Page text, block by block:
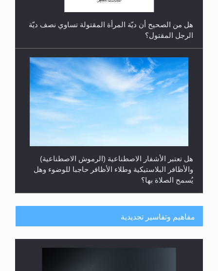
هل من الصحيح أن ديّة المرأة المقتولة تساوي نصف ديّة
الرجل المقتول؟
هل تعتبر الأشفار الاصطناعية (الرموش الاصطناعية)
والأظافر البلاستيكية وطلاء الأظافر حاجبا للوضوء وهل
يُسمح الصلاة بها؟
مفاهيم وتفاسير تجديدية